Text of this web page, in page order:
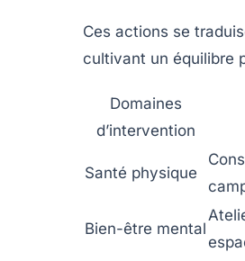
Ces actions se
cultivant un équilibre
Domaines
d’intervention
Santé physique
Bien-être mental